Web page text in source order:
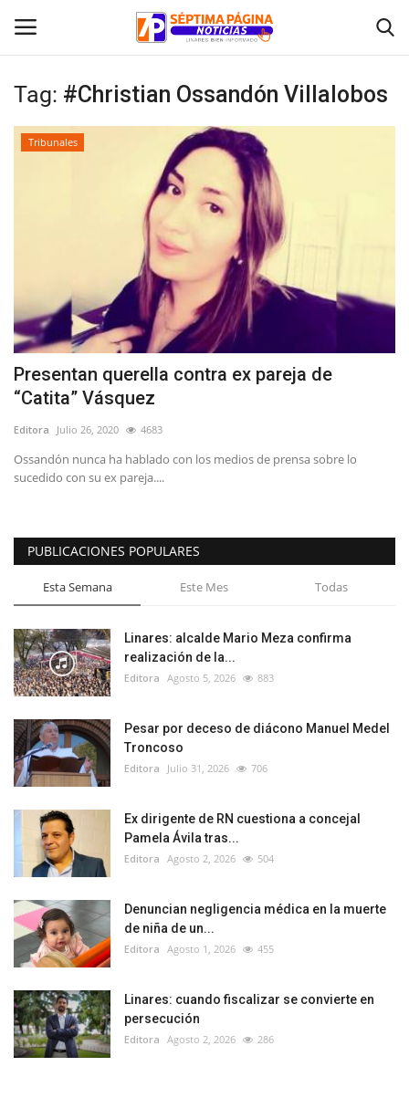
Inicio
Deporte
Política
Espectáculos
Tag: #Christian Ossandón Villalobos
Tribunales
Presentan querella contra ex pareja de
“Catita” Vásquez
Editora Julio 26, 2020 4683
Ossandón nunca ha hablado con los medios de prensa sobre lo
sucedido con su ex pareja....
PUBLICACIONES POPULARES
Esta Semana Este Mes Todas
Linares: alcalde Mario Meza confirma
realización de la...
Editora Agosto 5, 2026 883
Pesar por deceso de diácono Manuel Medel
Troncoso
Editora Julio 31, 2026 706
Ex dirigente de RN cuestiona a concejal
Pamela Ávila tras...
Editora Agosto 2, 2026 504
Denuncian negligencia médica en la muerte
de niña de un...
Editora Agosto 1, 2026 455
Linares: cuando fiscalizar se convierte en
persecución
Editora Agosto 2, 2026 286